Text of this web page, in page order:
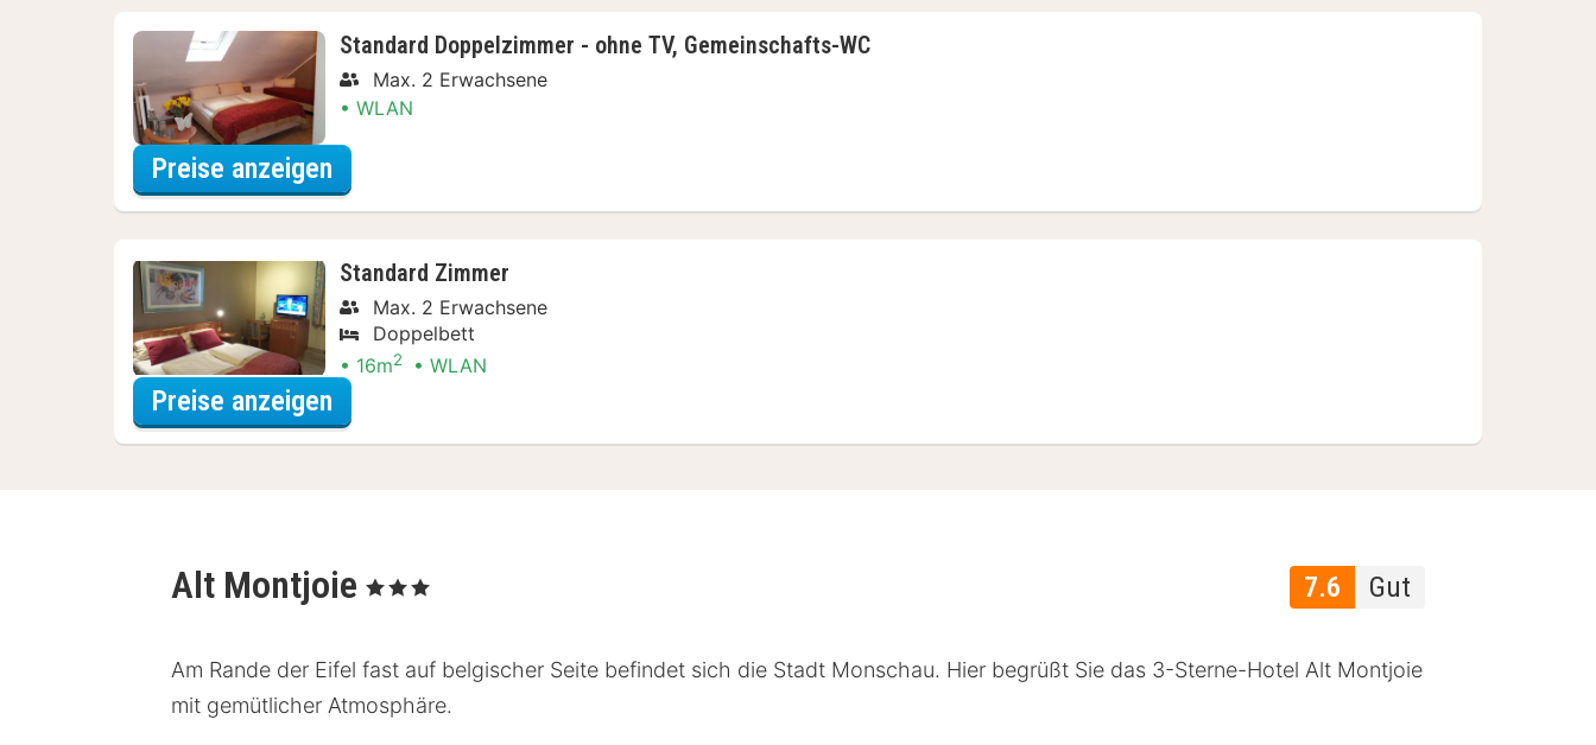
Standard Doppelzimmer - ohne TV, Gemeinschafts-WC
Max. 2 Erwachsene
WLAN
Preise anzeigen
Standard Zimmer
Max. 2 Erwachsene
Doppelbett
16m2 WLAN
Preise anzeigen
7.6 Gut
Alt Montjoie , 3 Sterne
Am Rande der Eifel fast auf belgischer Seite befindet sich die Stadt Monschau. Hier begrüßt Sie das 3-Sterne-Hotel Alt Montjoie
mit gemütlicher Atmosphäre.